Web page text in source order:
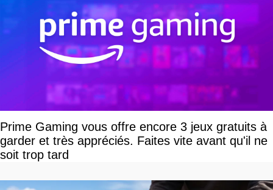
Prime Gaming vous offre encore 3 jeux gratuits à
garder et très appréciés. Faites vite avant qu'il ne
soit trop tard